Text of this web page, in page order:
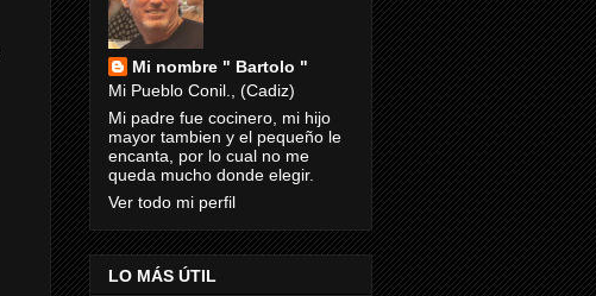
Mi nombre " Bartolo "
Mi Pueblo Conil., (Cadiz)
Mi padre fue cocinero, mi hijo
mayor tambien y el pequeño le
encanta, por lo cual no me
queda mucho donde elegir.
Ver todo mi perfil
LO MÁS ÚTIL